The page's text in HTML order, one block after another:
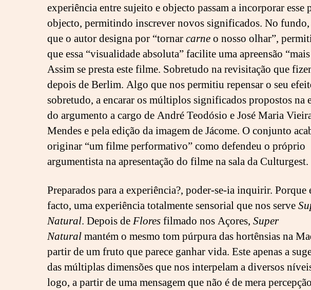
experiência entre sujeito e objecto passam a incorporar esse
objecto, permitindo inscrever novos significados. No
que o autor designa por “tornarcarneo nosso olhar”,
que essa “visualidade absoluta” facilite uma apreensão
Assim se presta este filme. Sobretudo na revisitação que
depois de Berlim. Algo que nos permitiu repensar o seu
sobretudo, a encarar os múltiplos significados propostos na
do argumento a cargo de André Teodósio e José Maria
Mendes e pela edição da imagem de Jácome. O conjunto
originar “um filme performativo” como defendeu o próprio
argumentista na apresentação do filme na sala da Culturgest.
Preparados para a experiência?, poder-se-ia inquirir. Porque
facto, uma experiência totalmente sensorial que nos serve
Natural. Depois deFloresfilmado nos Açores, Super
Naturalmantém o mesmo tom púrpura das hortênsias na
partir de um fruto que parece ganhar vida. Este apenas a
das múltiplas dimensões que nos interpelam a diversos
logo, a partir de uma mensagem que não é de mera percepção